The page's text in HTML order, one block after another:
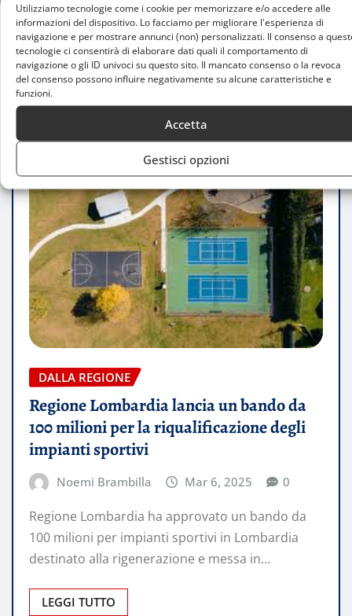
Utilizziamo tecnologie come i cookie per memorizzare e/o accedere alle
informazioni del dispositivo. Lo facciamo per migliorare l'esperienza di
navigazione e per mostrare annunci (non) personalizzati. Il consenso a
tecnologie ci consentirà di elaborare dati quali il comportamento di
navigazione o gli ID univoci su questo sito. Il mancato consenso o la revoca
del consenso possono influire negativamente su alcune caratteristiche e
funzioni.
Accetta
Gestisci opzioni
Home
Regione Lombardia lancia un bando da 100 milioni
per la riqualificazione degli impianti sportivi
DALLA REGIONE
Regione Lombardia lancia un bando da
100 milioni per la riqualificazione degli
impianti sportivi
Noemi Brambilla Mar 6, 2025 0
Regione Lombardia ha approvato un bando da
100 milioni per impianti sportivi in Lombardia​
destinato alla rigenerazione e messa in…
LEGGI TUTTO